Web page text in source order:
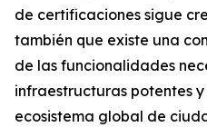
de certificaciones sigue
también que existe una
de las funcionalidades
infraestructuras potentes
ecosistema global de